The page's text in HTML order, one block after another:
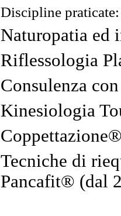
Discipline praticate:
Naturopatia ed
Riflessologia
Consulenza
Kinesiologia
Tecniche di
Pancafit® (dal